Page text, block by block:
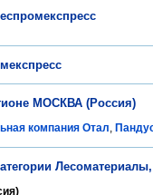
МОСКВА (Россия)
компания Отал,